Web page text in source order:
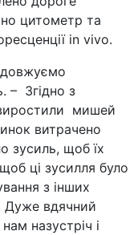
цитометр та
in vivo.
– Згідно з
мишей
витрачено
зусиль, щоб їх
ці зусилля було
з інших
Дуже вдячний
назустріч і